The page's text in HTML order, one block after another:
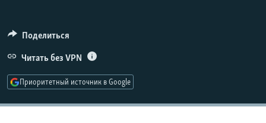
ПОДПИШИТЕСЬ НА РАССЫЛКУ
СОЦИАЛЬНЫЕ СЕТИ
Поделиться
Читать без VPN
Приоритетный источник в Google